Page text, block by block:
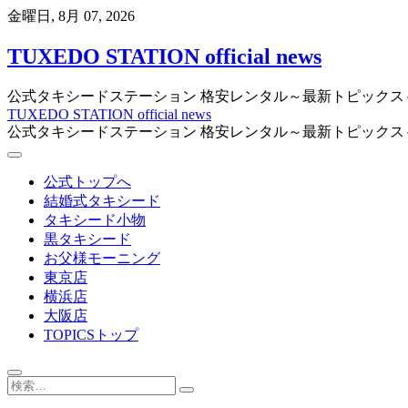
Skip
content
金曜日, 8月 07, 2026
TUXEDO STATION official news
公式タキシードステーション 格安レンタル～最新トピックス
TUXEDO STATION official news
公式タキシードステーション 格安レンタル～最新トピックス
公式トップへ
結婚式タキシード
タキシード小物
黒タキシード
お父様モーニング
東京店
横浜店
大阪店
TOPICSトップ
検